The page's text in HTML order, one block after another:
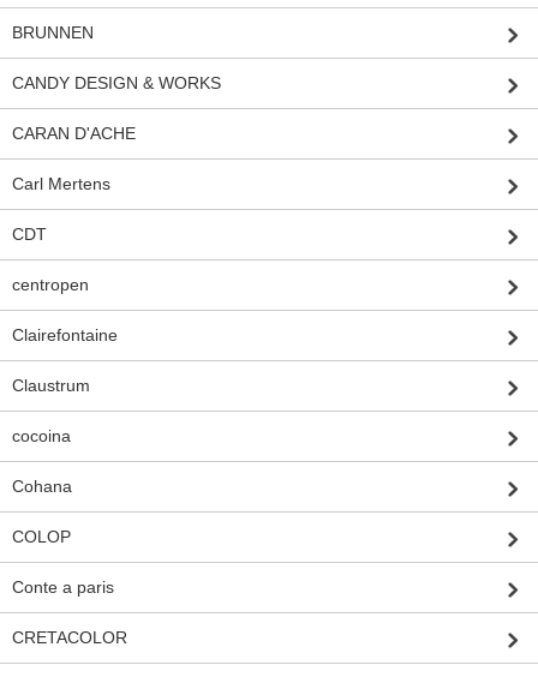
BRUNNEN
CANDY DESIGN & WORKS
CARAN D'ACHE
Carl Mertens
CDT
centropen
Clairefontaine
Claustrum
cocoina
Cohana
COLOP
Conte a paris
CRETACOLOR